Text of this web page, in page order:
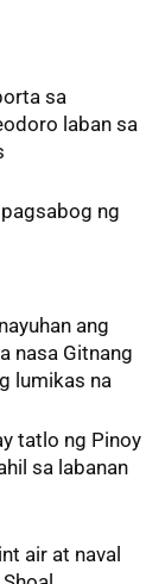
sa
laban sa
ng
ang
nasa Gitnang
lumikas na
tatlo ng Pinoy
sa labanan
air at naval